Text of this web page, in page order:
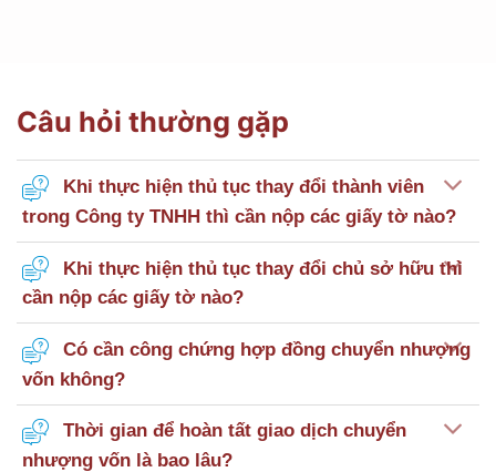
Câu hỏi thường gặp
Khi thực hiện thủ tục thay đổi thành viên
trong Công ty TNHH thì cần nộp các giấy tờ nào?
Khi thực hiện thủ tục thay đổi chủ sở hữu thì
cần nộp các giấy tờ nào?
Có cần công chứng hợp đồng chuyển nhượng
vốn không?
Thời gian để hoàn tất giao dịch chuyển
nhượng vốn là bao lâu?